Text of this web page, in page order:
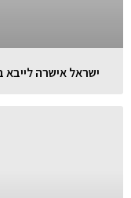
ישראל אישרה